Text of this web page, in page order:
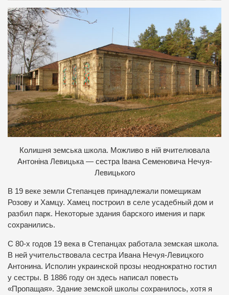
Колишня земська школа. Можливо в ній вчителювала
Антоніна Левицька — сестра Івана Семеновича Нечуя-
Левицького
В 19 веке земли Степанцев принадлежали помещикам
Розову и Хамцу. Хамец построил в селе усадебный дом и
разбил парк. Некоторые здания барского имения и парк
сохранились.
С 80-х годов 19 века в Степанцах работала земская школа.
В ней учительствовала сестра Ивана Нечуя-Левицкого
Антонина. Исполин украинской прозы неоднократно гостил
у сестры. В 1886 году он здесь написал повесть
«Пропащая». Здание земской школы сохранилось, хотя я